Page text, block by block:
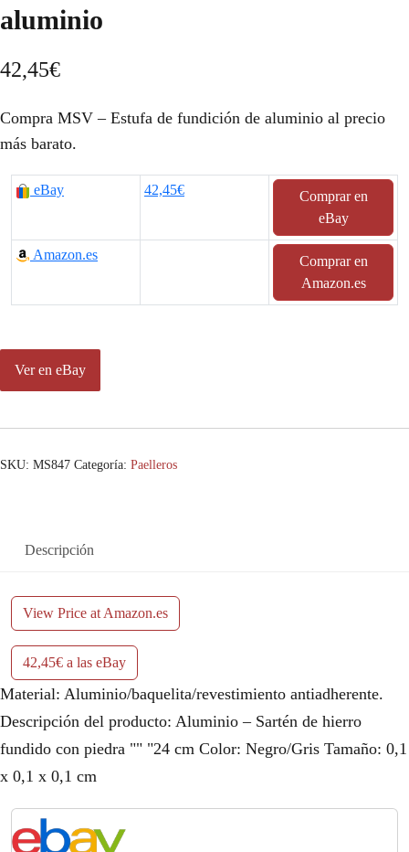
aluminio
42,45€
Compra MSV – Estufa de fundición de aluminio al precio
más barato.
eBay 42,45€
Comprar en
eBay
Amazon.es
Comprar en
Amazon.es
Ver en eBay
SKU: MS847 Categoría: Paelleros
Descripción
View Price at Amazon.es
42,45€ a las eBay
Material: Aluminio/baquelita/revestimiento antiadherente.
Descripción del producto: Aluminio – Sartén de hierro
fundido con piedra "" "24 cm Color: Negro/Gris Tamaño: 0,1
x 0,1 x 0,1 cm